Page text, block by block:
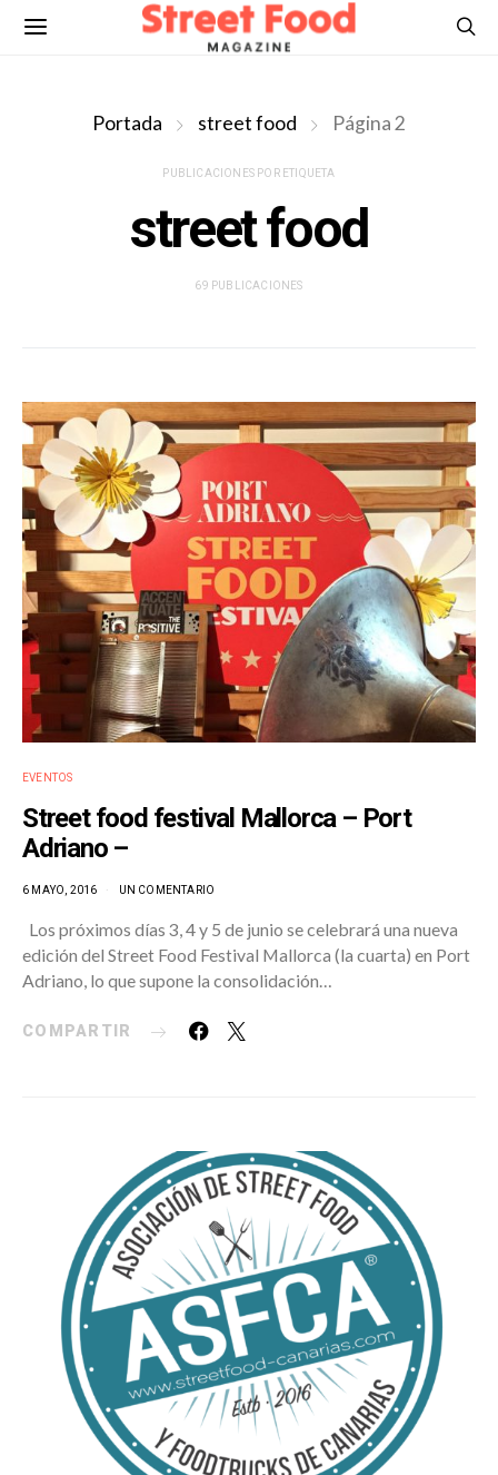
Portada street food Página 2
PUBLICACIONES POR ETIQUETA
street food
69 PUBLICACIONES
EVENTOS
Street food festival Mallorca – Port
Adriano –
6 MAYO, 2016 UN COMENTARIO
Los próximos días 3, 4 y 5 de junio se celebrará una nueva
edición del Street Food Festival Mallorca (la cuarta) en Port
Adriano, lo que supone la consolidación…
COMPARTIR